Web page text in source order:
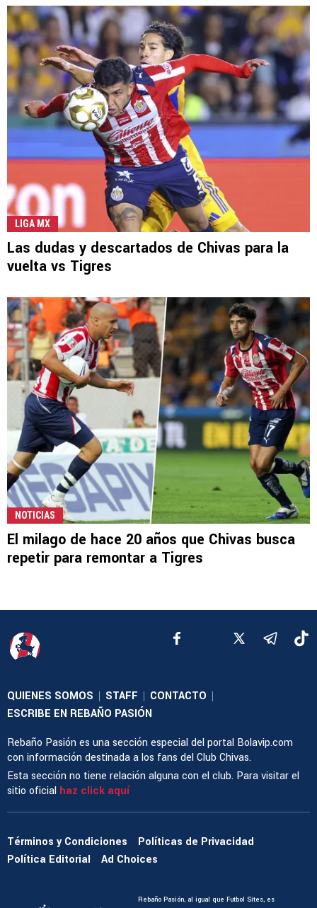
LIGA MX
Las dudas y descartados de Chivas para la
vuelta vs Tigres
NOTICIAS
El milago de hace 20 años que Chivas busca
repetir para remontar a Tigres
QUIENES SOMOS STAFF CONTACTO
ESCRIBE EN REBAÑO PASIÓN
Rebaño Pasión es una sección especial del portal Bolavip.com
con información destinada a los fans del Club Chivas.
Esta sección no tiene relación alguna con el club. Para visitar el
sitio oficial haz click aquí
Términos y Condiciones
Políticas de Privacidad
Política Editorial
Ad Choices
Rebaño Pasión, al igual que Futbol Sites, es